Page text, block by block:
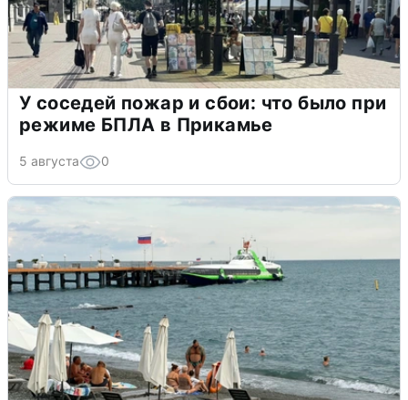
У соседей пожар и сбои: что было при
режиме БПЛА в Прикамье
5 августа 0